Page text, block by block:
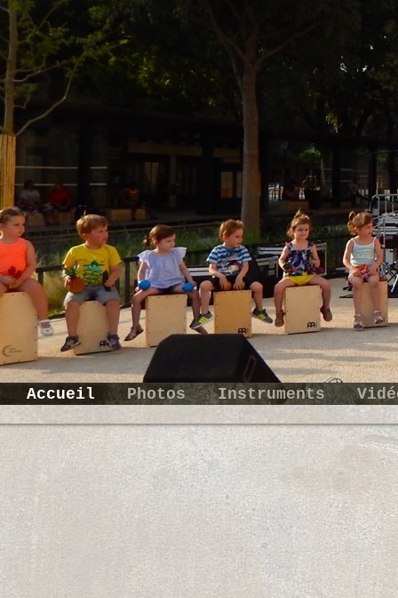
Accueil Photos Instruments